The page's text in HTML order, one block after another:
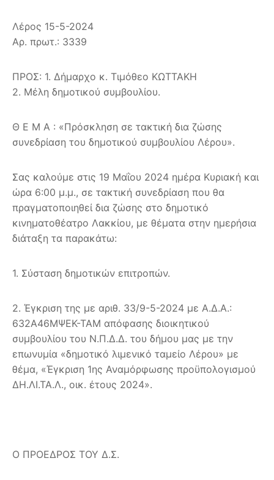
Λέρος 15-5-2024
Αρ. πρωτ.: 3339
ΠΡΟΣ: 1. Δήμαρχο κ. Τιμόθεο ΚΩΤΤΑΚΗ
2. Μέλη δημοτικού συμβουλίου.
Θ Ε Μ Α : «Πρόσκληση σε τακτική δια ζώσης
συνεδρίαση του δημοτικού συμβουλίου Λέρου».
Σας καλούμε στις 19 Μαΐου 2024 ημέρα Κυριακή και
ώρα 6:00 μ.μ., σε τακτική συνεδρίαση που θα
πραγματοποιηθεί δια ζώσης στο δημοτικό
κινηματοθέατρο Λακκίου, με θέματα στην ημερήσια
διάταξη τα παρακάτω:
1. Σύσταση δημοτικών επιτροπών.
2. Έγκριση της με αριθ. 33/9-5-2024 με Α.Δ.Α.:
632Α46MΨΕΚ-ΤΑΜ απόφασης διοικητικού
συμβουλίου του Ν.Π.Δ.Δ. του δήμου μας με την
επωνυμία «δημοτικό λιμενικό ταμείο Λέρου» με
θέμα, «Έγκριση 1ης Αναμόρφωσης προϋπολογισμού
ΔΗ.ΛΙ.ΤΑ.Λ., οικ. έτους 2024».
Ο ΠΡΟΕΔΡΟΣ ΤΟΥ Δ.Σ.